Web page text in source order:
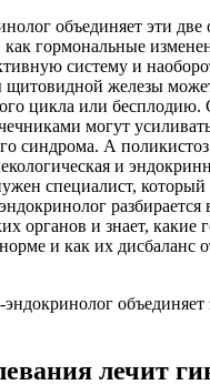
объединяет эти две
как гормональные
систему и
щитовидной железы
цикла или бесплодию.
могут
синдрома. А
и
специалист, который
разбирается
органов и знает,
и как их дисбаланс
лечит